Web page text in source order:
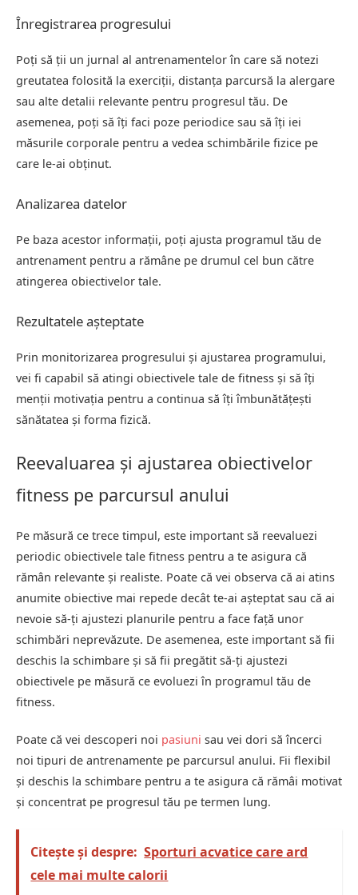
Înregistrarea progresului
Poți să ții un jurnal al antrenamentelor în care să notezi
greutatea folosită la exerciții, distanța parcursă la alergare
sau alte detalii relevante pentru progresul tău. De
asemenea, poți să îți faci poze periodice sau să îți iei
măsurile corporale pentru a vedea schimbările fizice pe
care le-ai obținut.
Analizarea datelor
Pe baza acestor informații, poți ajusta programul tău de
antrenament pentru a rămâne pe drumul cel bun către
atingerea obiectivelor tale.
Rezultatele așteptate
Prin monitorizarea progresului și ajustarea programului,
vei fi capabil să atingi obiectivele tale de fitness și să îți
menții motivația pentru a continua să îți îmbunătățești
sănătatea și forma fizică.
Reevaluarea și ajustarea obiectivelor
fitness pe parcursul anului
Pe măsură ce trece timpul, este important să reevaluezi
periodic obiectivele tale fitness pentru a te asigura că
rămân relevante și realiste. Poate că vei observa că ai atins
anumite obiective mai repede decât te-ai așteptat sau că ai
nevoie să-ți ajustezi planurile pentru a face față unor
schimbări neprevăzute. De asemenea, este important să fii
deschis la schimbare și să fii pregătit să-ți ajustezi
obiectivele pe măsură ce evoluezi în programul tău de
fitness.
Poate că vei descoperi noi pasiuni sau vei dori să încerci
noi tipuri de antrenamente pe parcursul anului. Fii flexibil
și deschis la schimbare pentru a te asigura că rămâi motivat
și concentrat pe progresul tău pe termen lung.
Citește și despre: Sporturi acvatice care ard
cele mai multe calorii